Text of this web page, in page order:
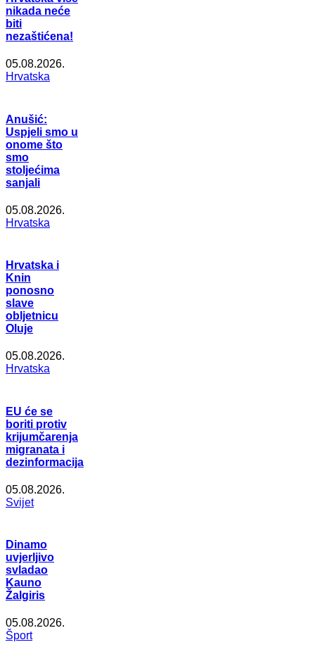
nikada neće
biti
nezaštićena!
05.08.2026.
Hrvatska
Anušić:
Uspjeli smo u
onome što
smo
stoljećima
sanjali
05.08.2026.
Hrvatska
Hrvatska i
Knin
ponosno
slave
obljetnicu
Oluje
05.08.2026.
Hrvatska
EU će se
boriti protiv
krijumčarenja
migranata i
dezinformacija
05.08.2026.
Svijet
Dinamo
uvjerljivo
svladao
Kauno
Žalgiris
05.08.2026.
Šport